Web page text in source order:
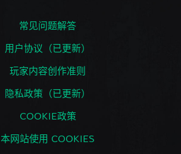
常见问题解答
用户协议（已更新）
玩家内容创作准则
隐私政策（已更新）
COOKIE政策
本网站使用 COOKIES